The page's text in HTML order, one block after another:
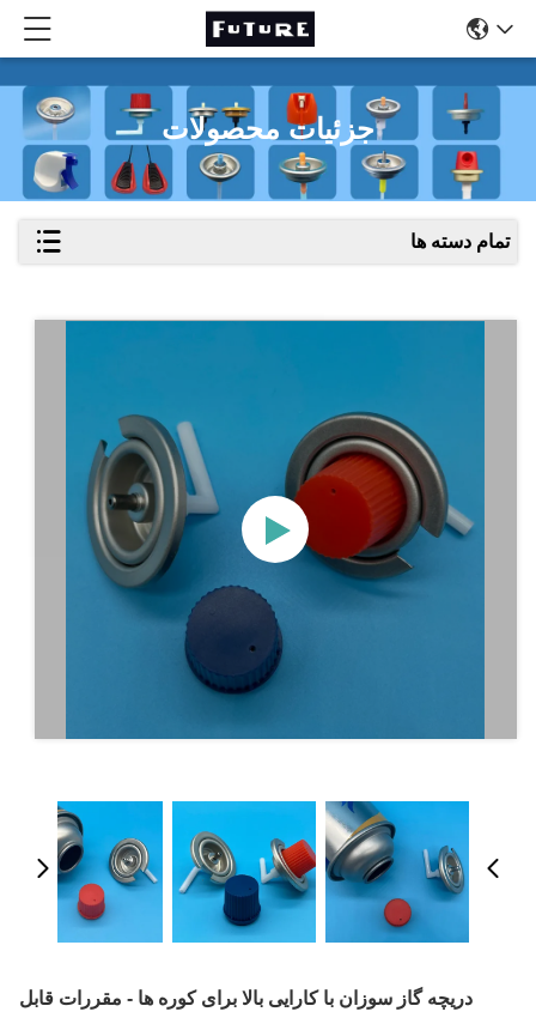
جزئیات محصولات
تمام دسته ها
دریچه گاز سوزان با کارایی بالا برای کوره ها - مقررات قابل